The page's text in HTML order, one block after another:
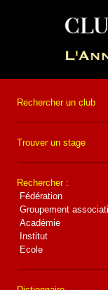
Rechercher un club
Trouver un stage
Rechercher :
Fédération
Groupement
Académie
Institut
Ecole